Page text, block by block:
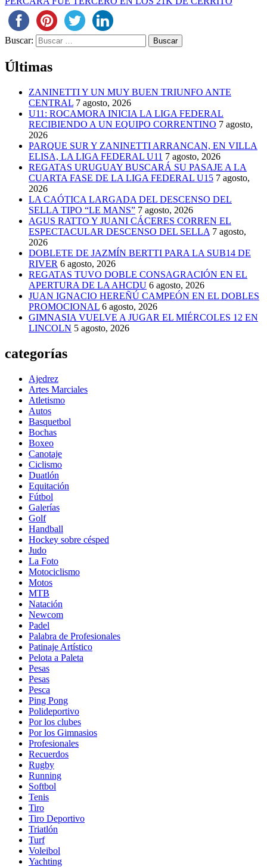
Buscar:
Últimas
ZANINETTI Y UN MUY BUEN TRIUNFO ANTE
CENTRAL 7 agosto, 2026
U11: ROCAMORA INICIA LA LIGA FEDERAL
RECIBIENDO A UN EQUIPO CORRENTINO 7 agosto,
2026
PARQUE SUR Y ZANINETTI ARRANCAN, EN VILLA
ELISA, LA LIGA FEDERAL U11 7 agosto, 2026
REGATAS URUGUAY BUSCARÁ SU PASAJE A LA
CUARTA FASE DE LA LIGA FEDERAL U15 7 agosto,
2026
LA CAÓTICA LARGADA DEL DESCENSO DEL
SELLA TIPO “LE MANS” 7 agosto, 2026
AGUS RATTO Y JUANI CÁCERES CORREN EL
ESPECTACULAR DESCENSO DEL SELLA 7 agosto,
2026
DOBLETE DE JAZMÍN BERTTI PARA LA SUB14 DE
RIVER 6 agosto, 2026
REGATAS TUVO DOBLE CONSAGRACIÓN EN EL
APERTURA DE LA AHCDU 6 agosto, 2026
JUAN IGNACIO HEREÑÚ CAMPEÓN EN EL DOBLES
PROMOCIONAL 6 agosto, 2026
GIMNASIA VUELVE A JUGAR EL MIÉRCOLES 12 EN
LINCOLN 5 agosto, 2026
categorías
Ajedrez
Artes Marciales
Atletismo
Autos
Basquetbol
Bochas
Boxeo
Canotaje
Ciclismo
Duatlón
Equitación
Fútbol
Galerías
Golf
Handball
Hockey sobre césped
Judo
La Foto
Motociclismo
Motos
MTB
Natación
Newcom
Padel
Palabra de Profesionales
Patinaje Artístico
Pelota a Paleta
Pesas
Pesas
Pesca
Ping Pong
Polideportivo
Por los clubes
Por los Gimnasios
Profesionales
Recuerdos
Rugby
Running
Softbol
Tenis
Tiro
Tiro Deportivo
Triatlón
Turf
Voleibol
Yachting